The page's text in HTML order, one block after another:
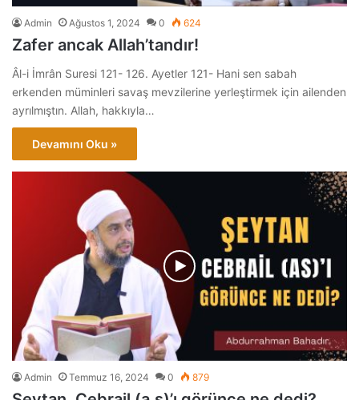
Admin Ağustos 1, 2024 0 624
Zafer ancak Allah’tandır!
Âl-i İmrân Suresi 121- 126. Ayetler 121- Hani sen sabah
erkenden müminleri savaş mevzilerine yerleştirmek için ailenden
ayrılmıştın. Allah, hakkıyla…
Devamını Oku »
Admin Temmuz 16, 2024 0 879